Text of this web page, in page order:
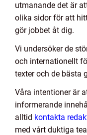
utmanande det är
olika sidor för att
gör jobbet åt dig.
Vi undersöker de
och internationellt
texter och de bästa
Våra intentioner är
informerande
alltid kontakta
med vårt duktiga